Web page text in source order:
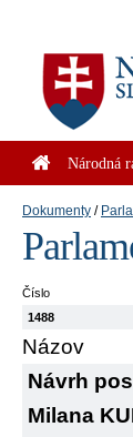
Národná
Dokumenty
Číslo
1488
Názov
Návrh
Milana